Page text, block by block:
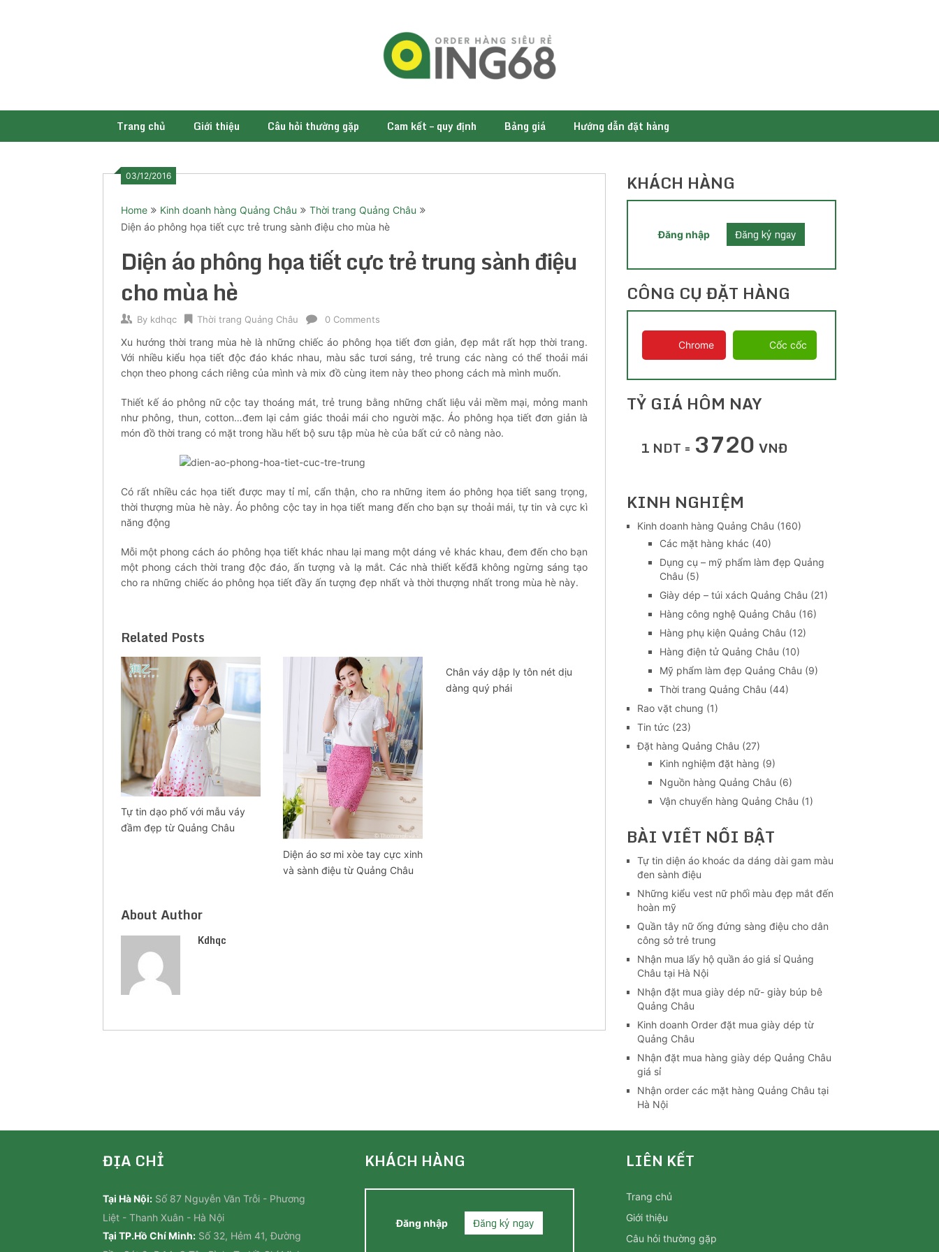
Trang chủ Giới thiệu Câu hỏi thường gặp Cam kết – quy định Bảng giá Hướng dẫn đặt hàng
03/12/2016
Home Kinh doanh hàng Quảng Châu
Thời trang Quảng Châu
Diện áo phông họa tiết cực trẻ trung sành điệu cho mùa hè
Diện áo phông họa tiết cực trẻ trung sành điệu
cho mùa hè
By kdhqc Thời trang Quảng Châu 0 Comments
Xu hướng thời trang mùa hè là những chiếc áo phông họa tiết đơn giản, đẹp mắt rất hợp thời trang.
Với nhiều kiểu họa tiết độc đáo khác nhau, màu sắc tươi sáng, trẻ trung các nàng có thể thoải mái
chọn theo phong cách riêng của mình và mix đồ cùng item này theo phong cách mà mình muốn.
Thiết kế áo phông nữ cộc tay thoáng mát, trẻ trung bằng những chất liệu vải mềm mại, mỏng manh
như phông, thun, cotton…đem lại cảm giác thoải mái cho người mặc. Áo phông họa tiết đơn giản là
món đồ thời trang có mặt trong hầu hết bộ sưu tập mùa hè của bất cứ cô nàng nào.
Có rất nhiều các họa tiết được may tỉ mỉ, cẩn thận, cho ra những item áo phông họa tiết sang trọng,
thời thượng mùa hè này. Áo phông cộc tay in họa tiết mang đến cho bạn sự thoải mái, tự tin và cực kì
năng động
Mỗi một phong cách áo phông họa tiết khác nhau lại mang một dáng vẻ khác khau, đem đến cho bạn
một phong cách thời trang độc đáo, ấn tượng và lạ mắt. Các nhà thiết kếđã không ngừng sáng tạo
cho ra những chiếc áo phông họa tiết đầy ấn tượng đẹp nhất và thời thượng nhất trong mùa hè này.
Related Posts
Tự tin dạo phố với mẫu váy
đầm đẹp từ Quảng Châu
Diện áo sơ mi xòe tay cực xinh
và sành điệu từ Quảng Châu
Chân váy dập ly tôn nét dịu
dàng quý phái
About Author
Kdhqc
KHÁCH HÀNG
Đăng nhập Đăng ký ngay
CÔNG CỤ ĐẶT HÀNG
Chrome Cốc cốc
TỶ GIÁ HÔM NAY
1 NDT = 3720 VNĐ
KINH NGHIỆM
Kinh doanh hàng Quảng Châu (160)
Các mặt hàng khác (40)
Dụng cụ – mỹ phẩm làm đẹp Quảng
Châu (5)
Giày dép – túi xách Quảng Châu (21)
Hàng công nghệ Quảng Châu (16)
Hàng phụ kiện Quảng Châu (12)
Hàng điện tử Quảng Châu (10)
Mỹ phẩm làm đẹp Quảng Châu (9)
Thời trang Quảng Châu (44)
Rao vặt chung (1)
Tin tức (23)
Đặt hàng Quảng Châu (27)
Kinh nghiệm đặt hàng (9)
Nguồn hàng Quảng Châu (6)
Vận chuyển hàng Quảng Châu (1)
BÀI VIẾT NỔI BẬT
Tự tin diện áo khoác da dáng dài gam màu
đen sành điệu
Những kiểu vest nữ phối màu đẹp mắt đến
hoàn mỹ
Quần tây nữ ống đứng sàng điệu cho dân
công sở trẻ trung
Nhận mua lấy hộ quần áo giá sỉ Quảng
Châu tại Hà Nội
Nhận đặt mua giày dép nữ- giày búp bê
Quảng Châu
Kinh doanh Order đặt mua giày dép từ
Quảng Châu
Nhận đặt mua hàng giày dép Quảng Châu
giá sỉ
Nhận order các mặt hàng Quảng Châu tại
Hà Nội
ĐỊA CHỈ
Tại Hà Nội: Số 87 Nguyễn Văn Trỗi - Phương
Liệt - Thanh Xuân - Hà Nội
Tại TP.Hồ Chí Minh: Số 32, Hẻm 41, Đường
KHÁCH HÀNG
Đăng nhập Đăng ký ngay
LIÊN KẾT
Trang chủ
Giới thiệu
Câu hỏi thường gặp